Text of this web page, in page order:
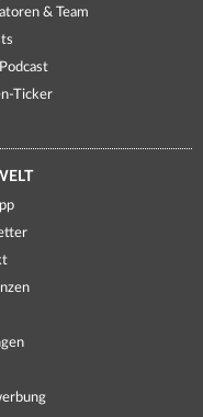
& Team
Ticker